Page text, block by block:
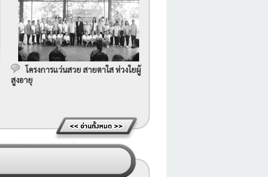
โครงการแว่นสวย สายตาใส ห่วงใยผู้
สูงอายุ